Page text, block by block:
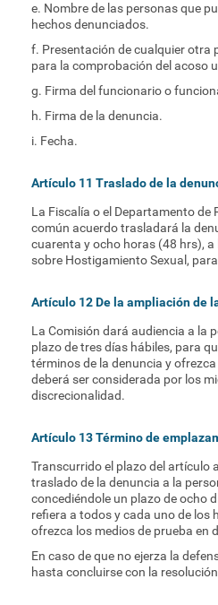
e. Nombre de las personas que
hechos denunciados.
f. Presentación de cualquier otra
para la comprobación del acoso
g. Firma del funcionario o
h. Firma de la denuncia.
i. Fecha.
Artículo 11 Traslado de la
La Fiscalía o el Departamento de
común acuerdo trasladará la
cuarenta y ocho horas (48 hrs), a
sobre Hostigamiento Sexual,
Artículo 12 De la ampliación de
La Comisión dará audiencia a la
plazo de tres días hábiles, para
términos de la denuncia y ofrezca
deberá ser considerada por los
discrecionalidad.
Artículo 13 Término de
Transcurrido el plazo del artículo
traslado de la denuncia a la
concediéndole un plazo de ocho
refiera a todos y cada uno de los
ofrezca los medios de prueba en
En caso de que no ejerza la
hasta concluirse con la